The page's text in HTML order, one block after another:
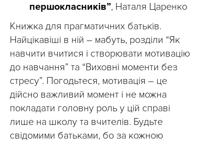
першокласників”, Наталя Царенко
Книжка для прагматичних батьків.
Найцікавіші в ній – мабуть, розділи “Як
навчити вчитися і створювати мотивацію
до навчання” та “Виховні моменти без
стресу”. Погодьтеся, мотивація – це
дійсно важливий момент і не можна
покладати головну роль у цій справі
лише на школу та вчителів. Будьте
свідомими батьками, бо за кожною